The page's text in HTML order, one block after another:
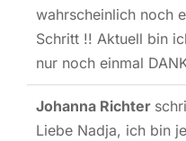
wahrscheinlich noch
Schritt !! Aktuell bin
nur noch einmal
Johanna Richter
Liebe Nadja, ich bin